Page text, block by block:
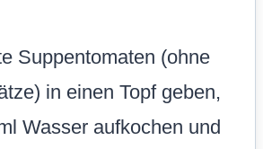
Suppentomaten (ohne
in einen Topf geben,
Wasser aufkochen und